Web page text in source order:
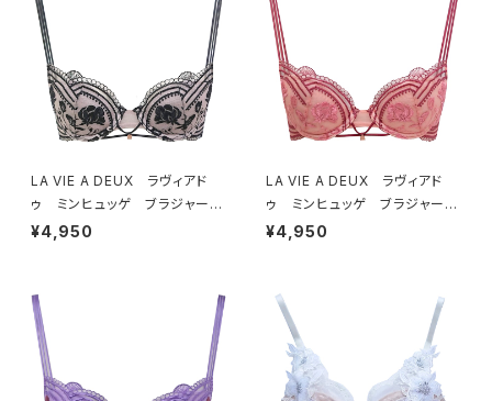
LA VIE A DEUX ラヴィアド
ゥ ミンヒュッゲ ブラジャー
（ブラック）BRA BLACK 2249
¥4,950
LA VIE A DEUX ラヴィアド
ゥ ミンヒュッゲ ブラジャー
（ヒュッゲオレンジ）BRA HYGG
¥4,950